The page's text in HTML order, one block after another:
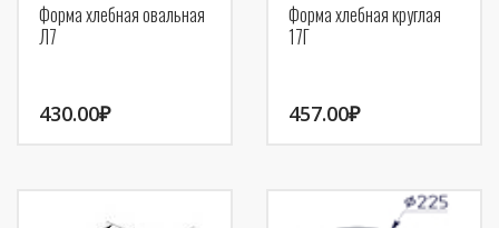
Форма хлебная овальная
Л7
430.00₽
Форма хлебная круглая
17Г
457.00₽